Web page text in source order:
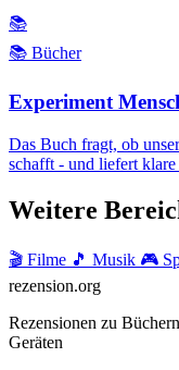
📚
📚 Bücher
Experiment
Das Buch fragt, ob
schafft - und liefert klare
Weitere
🎬 Filme 🎵 Musik 🎮
rezension.org
Rezensionen zu
Geräten